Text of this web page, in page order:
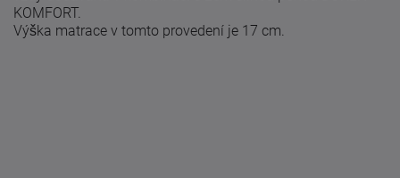
KOMFORT.
Výška matrace v tomto provedení je 17 cm.